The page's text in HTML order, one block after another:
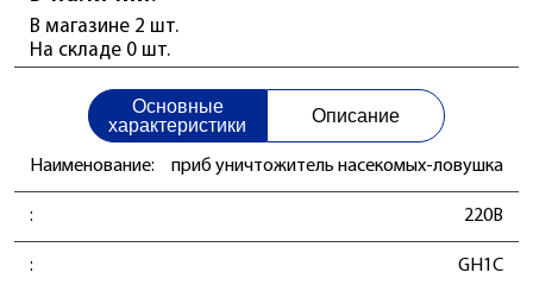
В магазине 2 шт.
На складе 0 шт.
Основные
характеристики
Описание
Наименование: приб уничтожитель насекомых-ловушка
: 220В
: GH1C